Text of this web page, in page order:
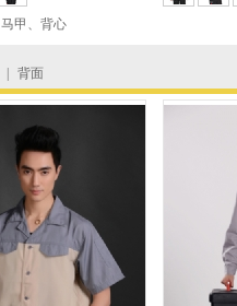
马甲、背心
背面